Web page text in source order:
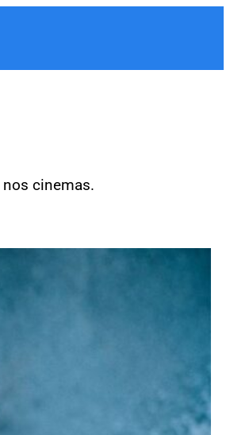
nos cinemas.